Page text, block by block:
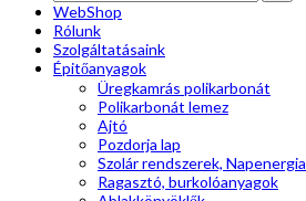
WebShop
Rólunk
Szolgáltatásaink
Épitőanyagok
Üregkamrás polikarbonát
Polikarbonát lemez
Ajtó
Pozdorja lap
Szolár rendszerek, Napenergia
Ragasztó, burkolóanyagok